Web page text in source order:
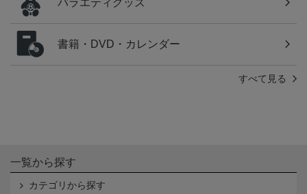
バラエティグッズ
書籍・DVD・カレンダー
すべて見る
一覧から探す
カテゴリから探す